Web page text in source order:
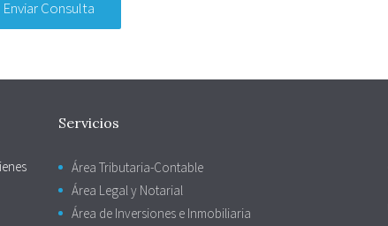
Servicios
Área Tributaria-Contable
Área Legal y Notarial
Área de Inversiones e Inmobiliaria